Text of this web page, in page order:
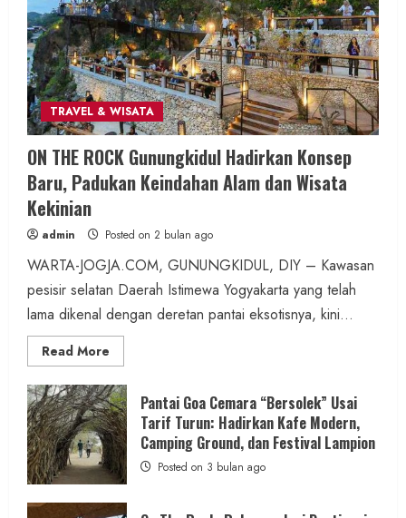
admin Posted on 11 jam ago
2 MIN READ
Wisata & Budaya
Bersama Bupati Gunungkidul Antusiasme
Warga Warnai Kirab Budaya Sadranan
Mbah Jobeh yang Kini Resmi Sandang
Status Kalurahan Mandiri Budaya
admin Posted on 17 jam ago
Berita KUA Semugih, DIY
Keutamaan Sholawat dan Kunci Hidup
Tenang Jadi Materi Utama Pengajian
Aparat Margosari
admin Posted on 18 jam ago
TRAVEL & WISATA
ON THE ROCK Gunungkidul Hadirkan Konsep
Baru, Padukan Keindahan Alam dan Wisata
Kekinian
admin Posted on 2 bulan ago
WARTA-JOGJA.COM, GUNUNGKIDUL, DIY – Kawasan
pesisir selatan Daerah Istimewa Yogyakarta yang telah
lama dikenal dengan deretan pantai eksotisnya, kini...
Read More
more
ON
THE
ROCK
Gunungkidul
Hadirkan
Konsep
Baru,
Padukan
Keindahan
Alam
Pantai Goa Cemara “Bersolek” Usai
Tarif Turun: Hadirkan Kafe Modern,
Camping Ground, dan Festival Lampion
Posted on 3 bulan ago